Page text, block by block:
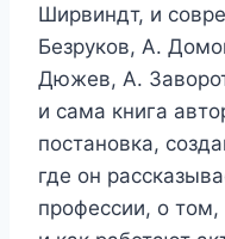
Ширвиндт, и
Безруков, А.
Дюжев, А.
и сама книга
постановка,
где он
профессии, о том,